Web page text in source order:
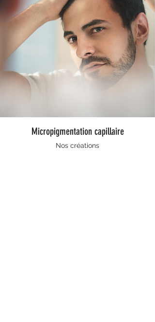
Micropigmentation capillaire
Nos créations